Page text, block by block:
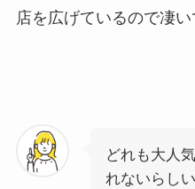
店を広げているので凄い
どれも大人
れないらしい